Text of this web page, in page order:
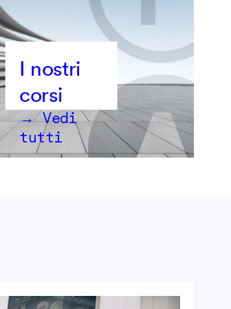
→ Vedi
tutti